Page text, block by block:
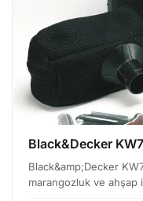
Black&Decker
Black&amp;Decker
marangozluk ve ahşap